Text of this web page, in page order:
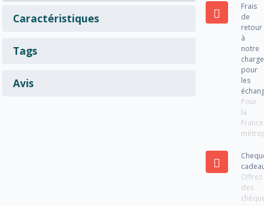
Caractéristiques
Tags
Avis
Frais
de
retour
à
notre
charge
pour
les
Pour
la
France
Offrez
des